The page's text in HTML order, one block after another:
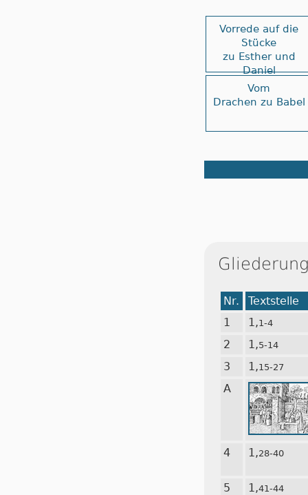
Vorrede auf die
Stücke
zu Esther und
Daniel
Vom
Drachen zu Babel
Gliederung
Nr.
Textstelle
1
1,1-4
2 1,5-14
3 1,15-27
A
4 1,28-40
5 1,41-44